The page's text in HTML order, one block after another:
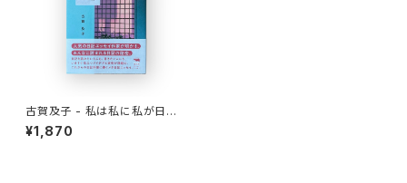
古賀及子 - 私は私に私が日記
をつけていることを秘密にして
いる
¥1,870